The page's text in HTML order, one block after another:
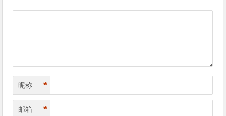
昵称 *
邮箱 *